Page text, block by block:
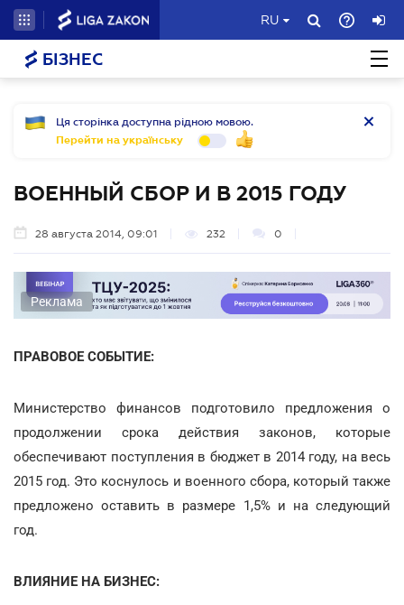
RU
БІЗНЕС
Ця сторінка доступна рідною мовою.
Перейти на українську
ВОЕННЫЙ СБОР И В 2015 ГОДУ
28 августа 2014, 09:01 232 0
Реклама
ПРАВОВОЕ СОБЫТИЕ:
Министерство финансов подготовило предложения о
продолжении срока действия законов, которые
обеспечивают поступления в бюджет в 2014 году, на весь
2015 год. Это коснулось и военного сбора, который также
предложено оставить в размере 1,5% и на следующий
год.
ВЛИЯНИЕ НА БИЗНЕС: